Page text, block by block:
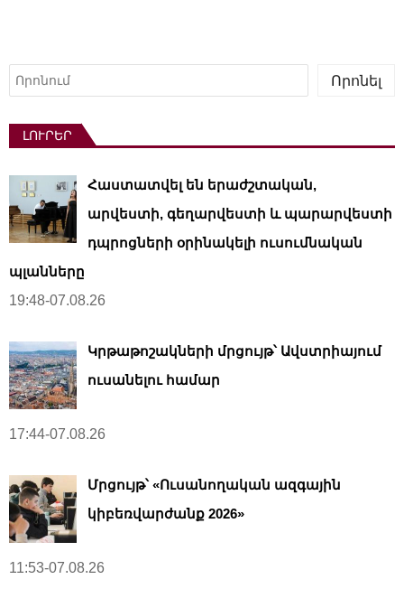
Որոնել
Որոնել
ԼՈՒՐԵՐ
Հաստատվել են երաժշտական,
արվեստի, գեղարվեստի և պարարվեստի
դպրոցների օրինակելի ուսումնական
պլանները
19:48-07.08.26
Կրթաթոշակների մրցույթ՝ Ավստրիայում
ուսանելու համար
17:44-07.08.26
Մրցույթ՝ «Ուսանողական ազգային
կիբեռվարժանք 2026»
11:53-07.08.26